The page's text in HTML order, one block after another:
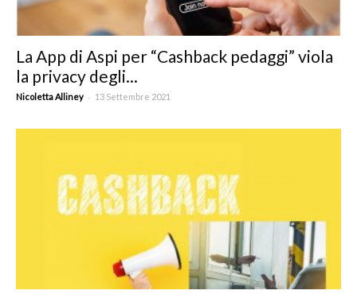
La App di Aspi per “Cashback pedaggi” viola
la privacy degli...
Nicoletta Alliney - 13 Settembre 2021